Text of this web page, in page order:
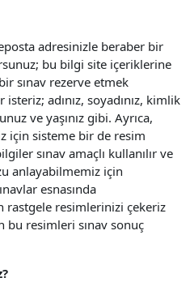
adresinizle beraber bir
bu bilgi site içeriklerine
sınav rezerve etmek
adınız, soyadınız, kimlik
ve yaşınız gibi. Ayrıca,
için sisteme bir de resim
sınav amaçlı kullanılır ve
anlayabilmemiz için
esnasında
rastgele resimlerinizi çekeriz
resimleri sınav sonuç